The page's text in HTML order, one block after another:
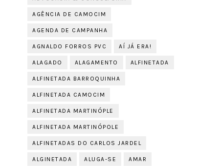
AGÊNCIA DE CAMOCIM
AGENDA DE CAMPANHA
AGNALDO FORROS PVC AÍ JÁ ERA!
ALAGADO ALAGAMENTO ALFINETADA
ALFINETADA BARROQUINHA
ALFINETADA CAMOCIM
ALFINETADA MARTINÓPLE
ALFINETADA MARTINÓPOLE
ALFINETADAS DO CARLOS JARDEL
ALGINETADA ALUGA-SE AMAR